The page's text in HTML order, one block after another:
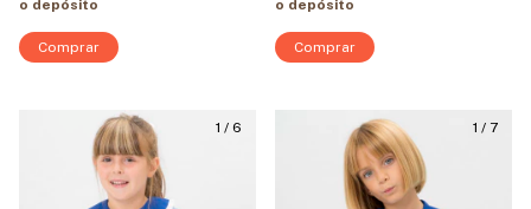
o depósito
Comprar
o depósito
Comprar
1 / 6 1 / 7